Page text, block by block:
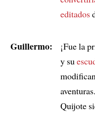
editados
Guillermo: ¡Fue la
y su
Quijote